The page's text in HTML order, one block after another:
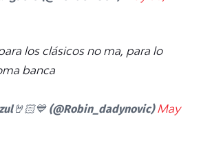
los clásicos no ma, para lo
banca
(@Robin_dadynovic)May